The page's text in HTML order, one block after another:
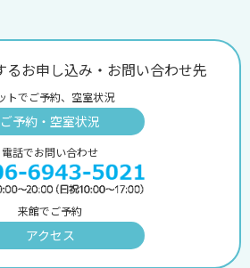
るお申し込み・お問い合わせ先
トでご予約、空室状況
ご予約・空室状況
電話でお問い合わせ
来館でご予約
アクセス